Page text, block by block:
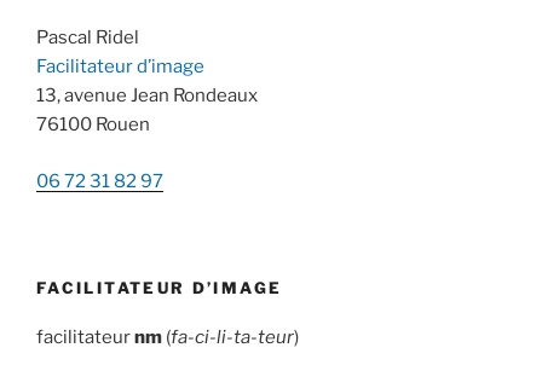
Pascal Ridel
Facilitateur d’image
13, avenue Jean Rondeaux
76100 Rouen
06 72 31 82 97
FACILITATEUR D’IMAGE
facilitateurnm (fa-ci-li-ta-teur)